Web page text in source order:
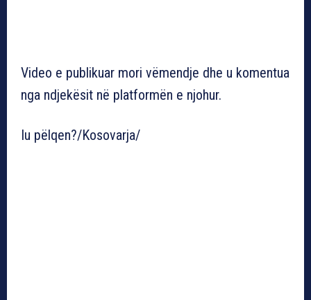
Video e publikuar mori vëmendje dhe u komentua
nga ndjekësit në platformën e njohur.
Iu pëlqen?/Kosovarja/